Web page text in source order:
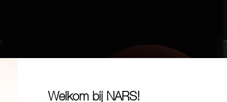
Welkom bij NARS!